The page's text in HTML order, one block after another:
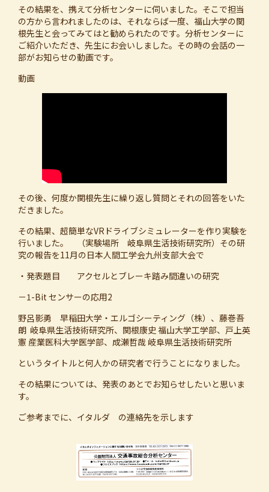
その結果を、携えて分析センターに伺いました。そこで担当
の方から言われましたのは、それならば一度、福山大学の関
根先生と会ってみてはと勧められたのです。分析センターに
ご紹介いただき、先生にお会いしました。その時の会話の一
部がお知らせの動画です。
動画
その後、何度か関根先生に繰り返し質問とそれの回答をいた
だきました。
その結果、超簡単なVRドライブシミュレーターを作り実験を
行いました。 （実験場所 岐阜県生活技術研究所）その研
究の報告を11月の日本人間工学会九州支部大会で
・発表題目 アクセルとブレーキ踏み間違いの研究
－1-Bit センサーの応用2
野呂影勇 早稲田大学・エルゴシーティング（株）、藤巻吾
朗 岐阜県生活技術研究所、関根康史 福山大学工学部、戸上英
憲 産業医科大学医学部、成瀬哲哉 岐阜県生活技術研究所
というタイトルと何人かの研究者で行うことになりました。
その結果については、発表のあとでお知らせしたいと思いま
す。
ご参考までに、イタルダ の連絡先を示します